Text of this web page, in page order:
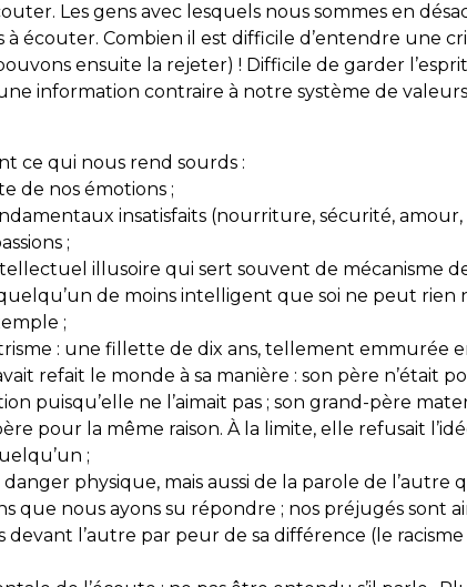
Les gens avec lesquels nous sommes en
à écouter. Combien il est difficile d’entendre une
ensuite la rejeter) ! Difficile de garder
information contraire à notre système de
ce qui nous rend sourds :
de nos émotions ;
insatisfaits (nourriture, sécurité, amour,
;
illusoire qui sert souvent de mécanisme
de moins intelligent que soi ne peut rien
;
: une fillette de dix ans, tellement emmurée
refait le monde à sa manière : son père n’était
puisqu’elle ne l’aimait pas ; son grand-père
pour la même raison. À la limite, elle refusait
;
danger physique, mais aussi de la parole de l’autre
que nous ayons su répondre ; nos préjugés sont
devant l’autre par peur de sa différence (le